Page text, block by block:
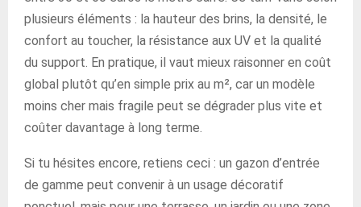
plusieurs éléments : la hauteur des brins, la densité, le
confort au toucher, la résistance aux UV et la qualité
du support. En pratique, il vaut mieux raisonner en coût
global plutôt qu’en simple prix au m², car un modèle
moins cher mais fragile peut se dégrader plus vite et
coûter davantage à long terme.
Si tu hésites encore, retiens ceci : un gazon d’entrée
de gamme peut convenir à un usage décoratif